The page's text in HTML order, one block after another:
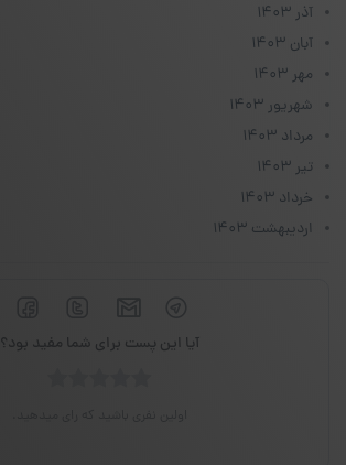
آذر ۱۴۰۳
آبان ۱۴۰۳
مهر ۱۴۰۳
شهریور ۱۴۰۳
مرداد ۱۴۰۳
تیر ۱۴۰۳
خرداد ۱۴۰۳
اردیبهشت ۱۴۰۳
آیا این پست برای شما مفید بود؟